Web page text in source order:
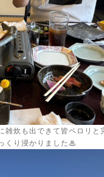
雑炊も出できて皆ペロリ
くり浸かりました♨